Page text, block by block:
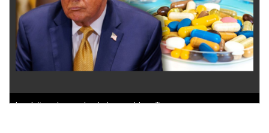
Los latinos le van dando la espalda a Trump